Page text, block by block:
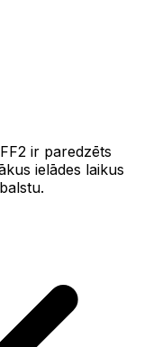
ir paredzēts
ielādes laikus